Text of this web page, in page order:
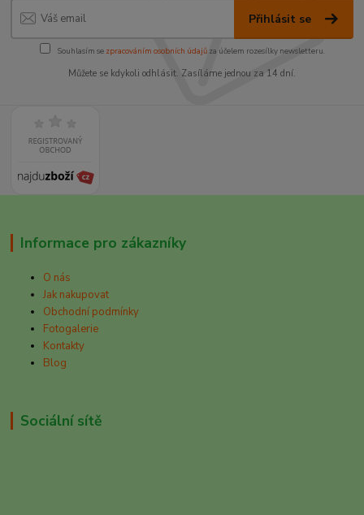
Přihlásit se
Souhlasím se zpracováním osobních údajůza účelem rozesílky newsletteru.
Můžete se kdykoli odhlásit. Zasíláme jednou za 14 dní.
Informace pro zákazníky
O nás
Jak nakupovat
Obchodní podmínky
Fotogalerie
Kontakty
Blog
Sociální sítě